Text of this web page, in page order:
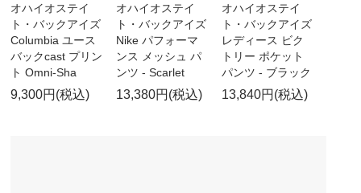
オハイオステイ
ト・バックアイズ
Columbia ユース
バックcast プリン
ト Omni-Sha
9,300円(税込)
オハイオステイ
ト・バックアイズ
Nike パフォーマ
ンス メッシュ パ
ンツ - Scarlet
13,380円(税込)
オハイオステイ
ト・バックアイズ
レディース ビク
トリー ポケット
パンツ - ブラック
13,840円(税込)